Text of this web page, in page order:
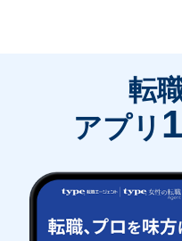
転
アプリ 1